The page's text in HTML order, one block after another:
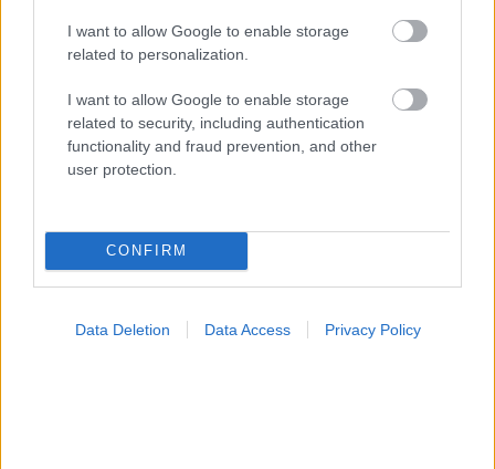
I want to allow Google to enable storage
related to personalization.
I want to allow Google to enable storage
related to security, including authentication
functionality and fraud prevention, and other
user protection.
CONFIRM
Data Deletion Data Access Privacy Policy